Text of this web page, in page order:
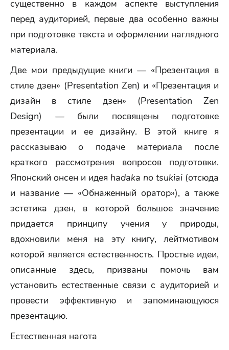
существенно в каждом аспекте выступления
перед аудиторией, первые два особенно важны
при подготовке текста и оформлении наглядного
материала.
Две мои предыдущие книги — «Презентация в
стиле дзен» (Presentation Zen) и «Презентация и
дизайн в стиле дзен» (Presentation Zen
Design) — были посвящены подготовке
презентации и ее дизайну. В этой книге я
рассказываю о подаче материала после
краткого рассмотрения вопросов подготовки.
Японский онсен и идея hadaka no tsukiai (отсюда
и название — «Обнаженный оратор»), а также
эстетика дзен, в которой большое значение
придается принципу учения у природы,
вдохновили меня на эту книгу, лейтмотивом
которой является естественность. Простые идеи,
описанные здесь, призваны помочь вам
установить естественные связи с аудиторией и
провести эффективную и запоминающуюся
презентацию.
Естественная нагота